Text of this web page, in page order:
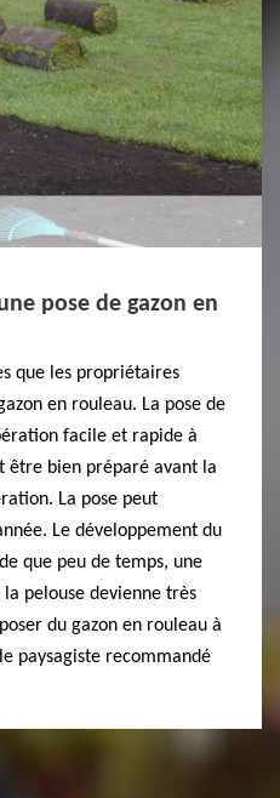
pose de gazon en
que les propriétaires
en rouleau. La pose de
facile et rapide à
être bien préparé avant la
La pose peut
Le développement du
que peu de temps, une
pelouse devienne très
du gazon en rouleau à
paysagiste recommandé